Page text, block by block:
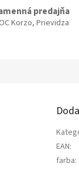
predajňa
Korzo, Prievidza
EAN:
farba: